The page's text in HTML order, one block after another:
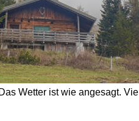
Das Wetter ist wie angesagt.